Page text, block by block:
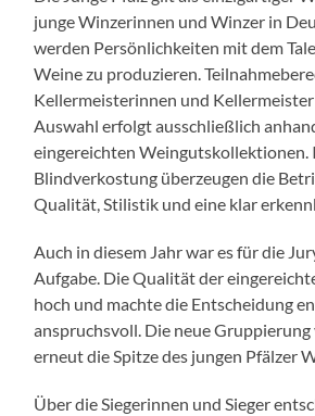
junge Winzerinnen und Winzer in
werden Persönlichkeiten mit dem
Weine zu produzieren.
Kellermeisterinnen und Kellermeister
Auswahl erfolgt ausschließlich
eingereichten Weingutskollektionen.
Blindverkostung überzeugen die
Qualität, Stilistik und eine klar
Auch in diesem Jahr war es für die
Aufgabe. Die Qualität der
hoch und machte die Entscheidung
anspruchsvoll. Die neue
erneut die Spitze des jungen Pfälzer
Über die Siegerinnen und Sieger